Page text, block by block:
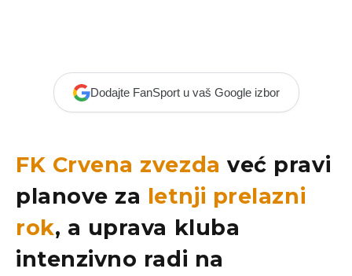
Dodajte FanSport u vaš Google izbor
FK Crvena zvezda već pravi
planove za letnji prelazni
rok, a uprava kluba
intenzivno radi na